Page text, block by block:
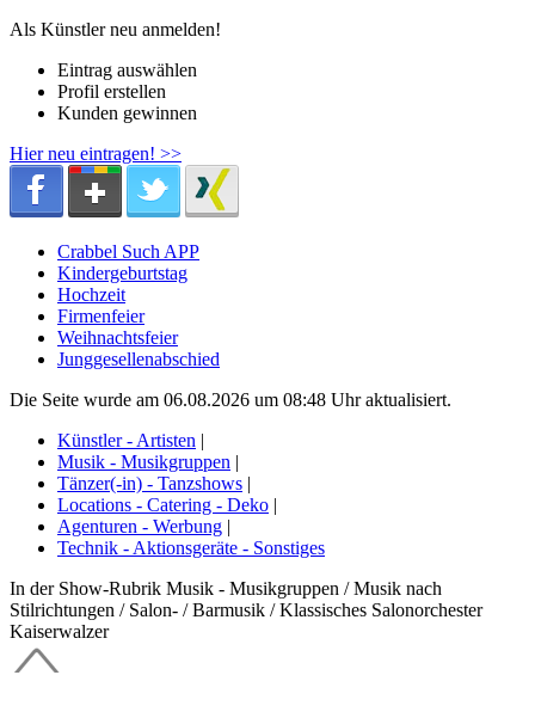
Als Künstler neu anmelden!
Eintrag auswählen
Profil erstellen
Kunden gewinnen
Hier neu eintragen! >>
Crabbel Such APP
Kindergeburtstag
Hochzeit
Firmenfeier
Weihnachtsfeier
Junggesellenabschied
Die Seite wurde am 06.08.2026 um 08:48 Uhr aktualisiert.
Künstler - Artisten |
Musik - Musikgruppen |
Tänzer(-in) - Tanzshows |
Locations - Catering - Deko |
Agenturen - Werbung |
Technik - Aktionsgeräte - Sonstiges
In der Show-Rubrik Musik - Musikgruppen / Musik nach
Stilrichtungen / Salon- / Barmusik / Klassisches Salonorchester
Kaiserwalzer